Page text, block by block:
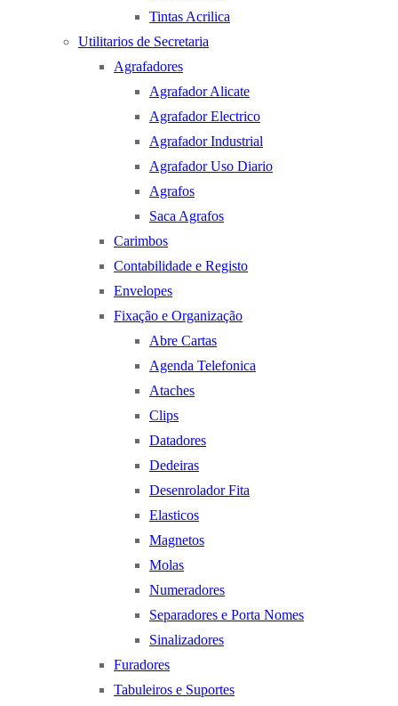
Tintas Acrilica
Utilitarios de Secretaria
Agrafadores
Agrafador Alicate
Agrafador Electrico
Agrafador Industrial
Agrafador Uso Diario
Agrafos
Saca Agrafos
Carimbos
Contabilidade e Registo
Envelopes
Fixação e Organização
Abre Cartas
Agenda Telefonica
Ataches
Clips
Datadores
Dedeiras
Desenrolador Fita
Elasticos
Magnetos
Molas
Numeradores
Separadores e Porta Nomes
Sinalizadores
Furadores
Tabuleiros e Suportes